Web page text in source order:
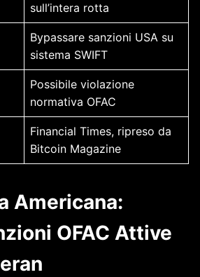
sull’intera rotta
Bypassare sanzioni USA su
sistema SWIFT
Possibile violazione
normativa OFAC
Financial Times, ripreso da
Bitcoin Magazine
Americana:
OFAC Attive